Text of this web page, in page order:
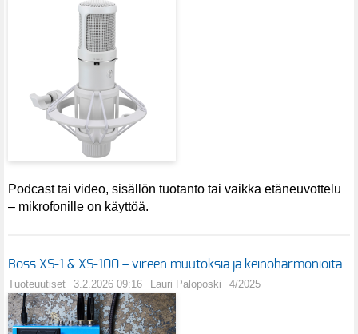
Podcast tai video, sisällön tuotanto tai vaikka etäneuvottelu
– mikrofonille on käyttöä.
Boss XS-1 & XS-100 – vireen muutoksia ja keinoharmonioita
Tuoteuutiset 3.2.2026 09:16 Lauri Paloposki 4/2025